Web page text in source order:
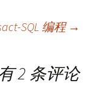
SQL 编程 →
2 条评论